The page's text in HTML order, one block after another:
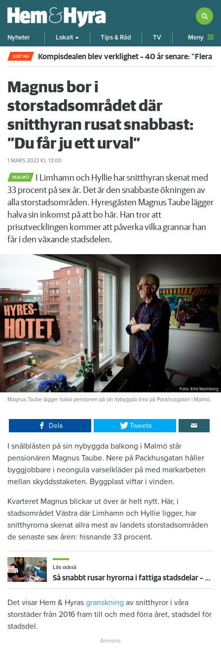
Nyheter Lokalt Tips & Råd TV Meny
JUST NU Kompisdealen blev verklighet – 40 år senare: "Flera
Magnus bor i
storstadsområdet där
snitthyran rusat snabbast:
”Du får ju ett urval”
1 MARS 2023 KL 13:00
MALMÖ
I Limhamn och Hyllie har snitthyran skenat med
33 procent på sex år. Det är den snabbaste ökningen av
alla storstadsområden. Hyresgästen Magnus Taube lägger
halva sin inkomst på att bo här. Han tror att
prisutvecklingen kommer att påverka vilka grannar han
får i den växande stadsdelen.
Foto: Emil Malmborg
Magnus Taube lägger halva pensionen på sin nybyggda trea på Packhusgatan i Malmö.
Dela Tweeta
I snålblåsten på sin nybyggda balkong i Malmö står
pensionären Magnus Taube. Nere på Packhusgatan håller
byggjobbare i neongula varselkläder på med markarbeten
mellan skyddsstaketen. Byggplast viftar i vinden.
Kvarteret Magnus blickar ut över är helt nytt. Här, i
stadsområdet Västra där Limhamn och Hyllie ligger, har
snitthyrorna skenat allra mest av landets storstadsområden
de senaste sex åren: hisnande 33 procent.
Läs också
Så snabbt rusar hyrorna i fattiga stadsdelar – småbarnspappan Khaled: ”Hur ska folk överleva?”
Det visar Hem & Hyras granskning av snitthyror i våra
storstäder från 2016 fram till och med förra året, stadsdel för
stadsdel.